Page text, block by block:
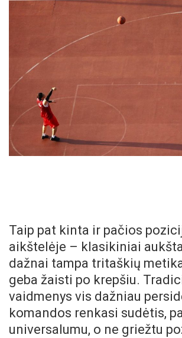
Taip pat kinta ir pačios
aikštelėje – klasikiniai
dažnai tampa tritaškių
geba žaisti po krepšiu.
vaidmenys vis dažniau
komandos renkasi sudėtis,
universalumu, o ne griežtu